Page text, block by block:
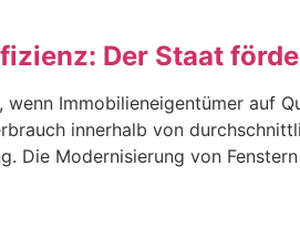
Der Staat
Immobilieneigentümer auf
innerhalb von
Die Modernisierung von